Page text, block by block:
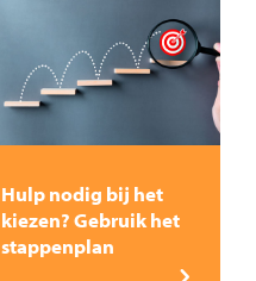
Hulp nodig bij het
kiezen? Gebruik het
stappenplan